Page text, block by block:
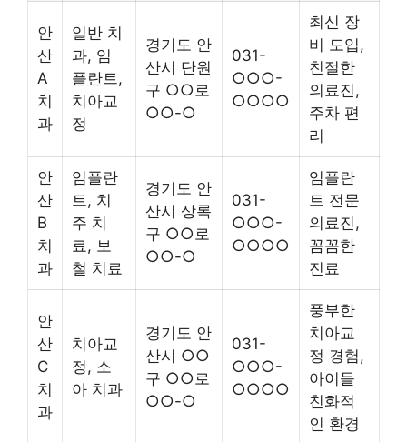
안
산
A
치
과
일반 치
과, 임
플란트,
치아교
정
경기도 안
산시 단원
구 ○○로
○○-○
031-
○○○-
○○○○
최신 장
비 도입,
친절한
의료진,
주차 편
리
안
산
B
치
과
임플란
트, 치
주 치
료, 보
철 치료
경기도 안
산시 상록
구 ○○로
○○-○
031-
○○○-
○○○○
임플란
트 전문
의료진,
꼼꼼한
진료
안
산
C
치
과
치아교
정, 소
아 치과
경기도 안
산시 ○○
구 ○○로
○○-○
031-
○○○-
○○○○
풍부한
치아교
정 경험,
아이들
친화적
인 환경